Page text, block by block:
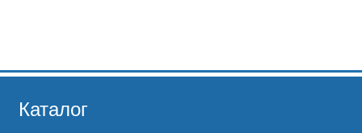
Каталог